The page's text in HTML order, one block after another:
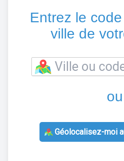
Entrez le
ville de
ou
Géolocalisez-moi